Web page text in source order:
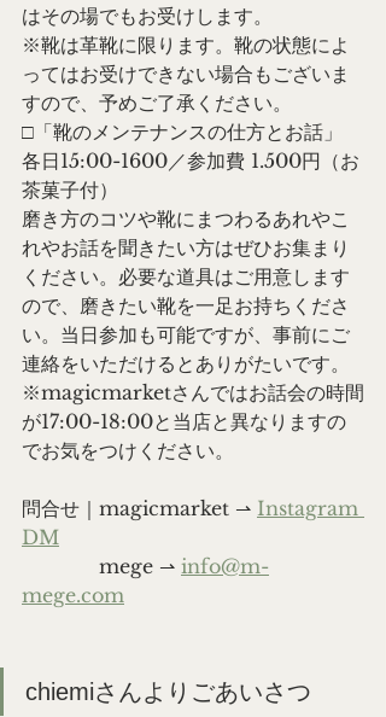
はその場でもお受けします。
※靴は革靴に限ります。靴の状態によ
ってはお受けできない場合もございま
すので、予めご了承ください。
□「靴のメンテナンスの仕方とお話」
各日15:00-1600／参加費 1.500円（お
茶菓子付）
磨き方のコツや靴にまつわるあれやこ
れやお話を聞きたい方はぜひお集まり
ください。必要な道具はご用意します
ので、磨きたい靴を一足お持ちくださ
い。当日参加も可能ですが、事前にご
連絡をいただけるとありがたいです。
※magicmarketさんではお話会の時間
が17:00-18:00と当店と異なりますの
でお気をつけください。
問合せ｜magicmarket ⇀ Instagram
DM
mege ⇀ info@m-
mege.com
chiemiさんよりごあいさつ